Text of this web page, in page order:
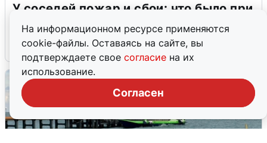
На информационном ресурсе применяются
cookie-файлы. Оставаясь на сайте, вы
подтверждаете свое согласие на их
использование.
Согласен
У соседей пожар и сбои: что было при
режиме БПЛА в Прикамье
5 августа 0